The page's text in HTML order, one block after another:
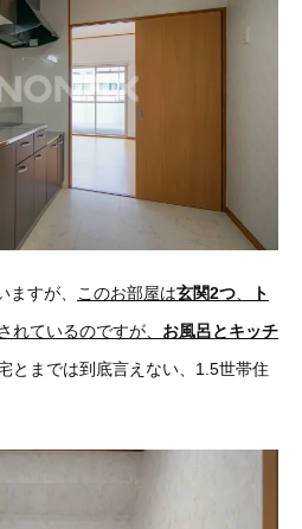
すが、 このお部屋は玄関2つ
ト
れているのですが、 お風呂とキッチ
とまでは到底言えない、1.5世帯住